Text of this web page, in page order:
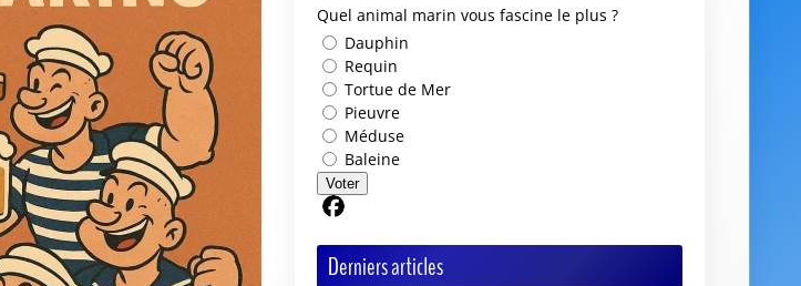
Quel animal marin vous fascine le plus ?
Dauphin
Requin
Tortue de Mer
Pieuvre
Méduse
Baleine
Voter
Derniers articles